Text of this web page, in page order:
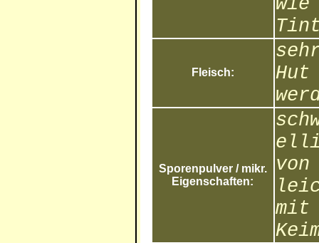
Fleisch:
Hut
Sporenpulver / mikr.
Eigenschaften:
mit